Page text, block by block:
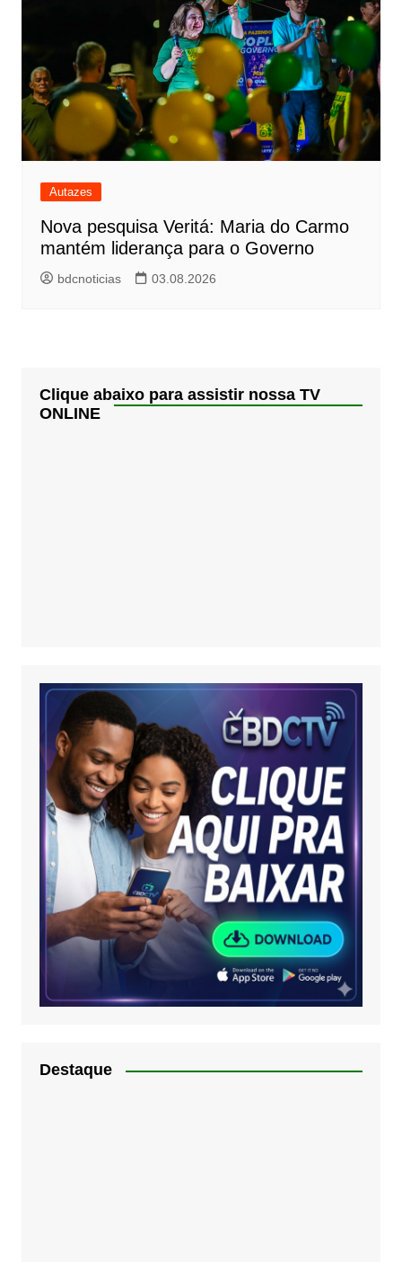
Autazes
Nova pesquisa Veritá: Maria do Carmo
mantém liderança para o Governo
bdcnoticias 03.08.2026
Clique abaixo para assistir nossa TV
ONLINE
Destaque